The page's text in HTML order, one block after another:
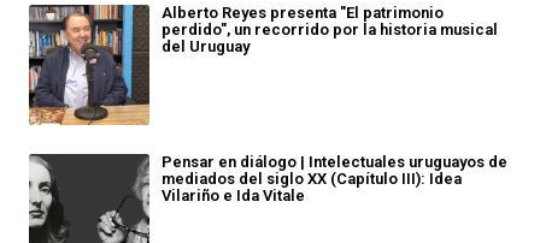
Alberto Reyes presenta "El patrimonio
perdido", un recorrido por la historia musical
del Uruguay
Pensar en diálogo | Intelectuales uruguayos de
mediados del siglo XX (Capítulo III): Idea
Vilariño e Ida Vitale